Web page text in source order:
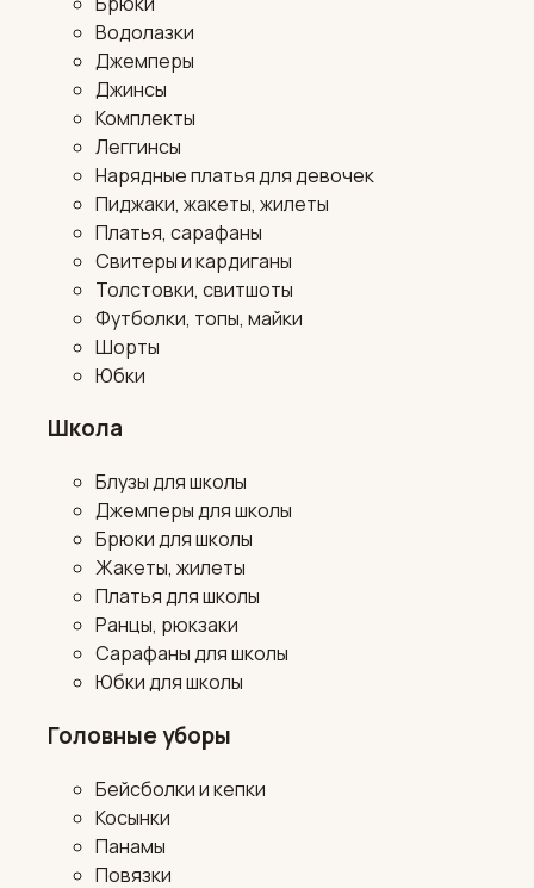
Водолазки
Джемперы
Джинсы
Комплекты
Леггинсы
Нарядные платья для девочек
Пиджаки, жакеты, жилеты
Платья, сарафаны
Свитеры и кардиганы
Толстовки, свитшоты
Футболки, топы, майки
Шорты
Юбки
Школа
Блузы для школы
Джемперы для школы
Брюки для школы
Жакеты, жилеты
Платья для школы
Ранцы, рюкзаки
Сарафаны для школы
Юбки для школы
Головные уборы
Бейсболки и кепки
Косынки
Панамы
Повязки